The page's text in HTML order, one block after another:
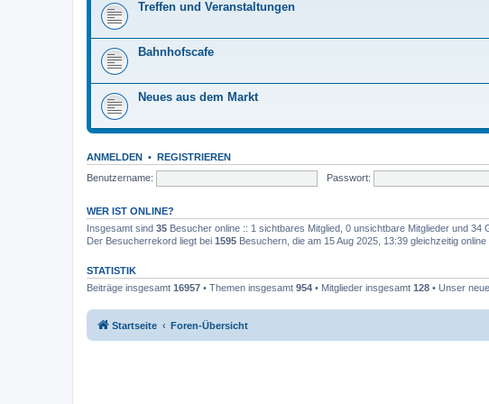
Treffen und Veranstaltungen
Bahnhofscafe
Neues aus dem Markt
ANMELDEN • REGISTRIEREN
Benutzername:
Passwort:
WER IST ONLINE?
Insgesamt sind 35 Besucher online :: 1 sichtbares Mitglied, 0 unsichtbare Mitglieder und
Der Besucherrekord liegt bei 1595 Besuchern, die am 15 Aug 2025, 13:39 gleichzeitig online
STATISTIK
Beiträge insgesamt 16957 • Themen insgesamt 954 • Mitglieder insgesamt 128 • Unser
Startseite Foren-Übersicht